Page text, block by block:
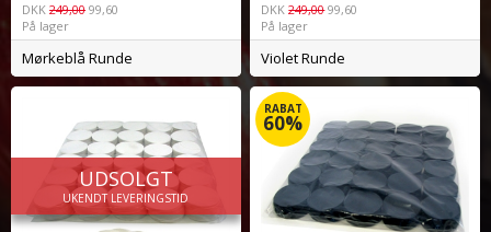
DKK 249,00 99,60
På lager
Mørkeblå Runde
DKK 249,00 99,60
På lager
Violet Runde
UDSOLGT
UKENDT LEVERINGSTID
RABAT
60%